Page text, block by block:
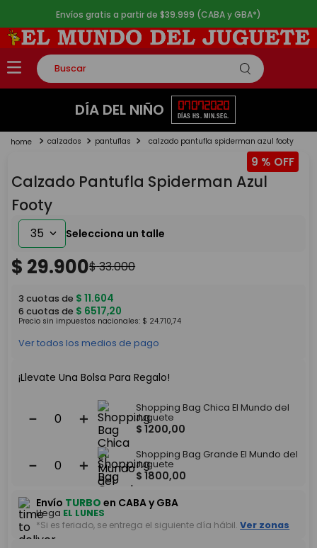
Envíos gratis a partir de $39.999 (CABA y GBA*)
Buscar
TÉRMINOS MÁS BUSCADOS
2.
lego
5. toy story
DÍA DEL NIÑO 07
DÍAS
07
HS.
20
MIN.
20
SEG.
calzados pantuflas calzado pantufla spiderman azul footy
9 %
Calzado Pantufla Spiderman Azul
Footy
35
$ 29.900$33.000
3 cuotas de $ 11.604
6 cuotas de $ 6517,20
Precio sin impuestos nacionales: $ 24.710,74
Ver todos los medios de pago
¡Llevate Una Bolsa Para Regalo!
＋
－
Shopping Bag Chica El Mundo del
Juguete
$ 1200,00
＋
－
Shopping Bag Grande El Mundo del
Juguete
$ 1800,00
Envío TURBO en CABA y GBA
Llega EL LUNES
*Si es feriado, se entrega el siguiente día hábil. Ver zonas